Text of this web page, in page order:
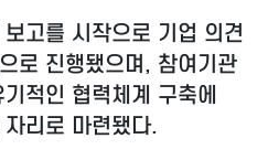
고를 시작으로 기업 의견
로 진행됐으며, 참여기관
적인 협력체계 구축에
리로 마련됐다.